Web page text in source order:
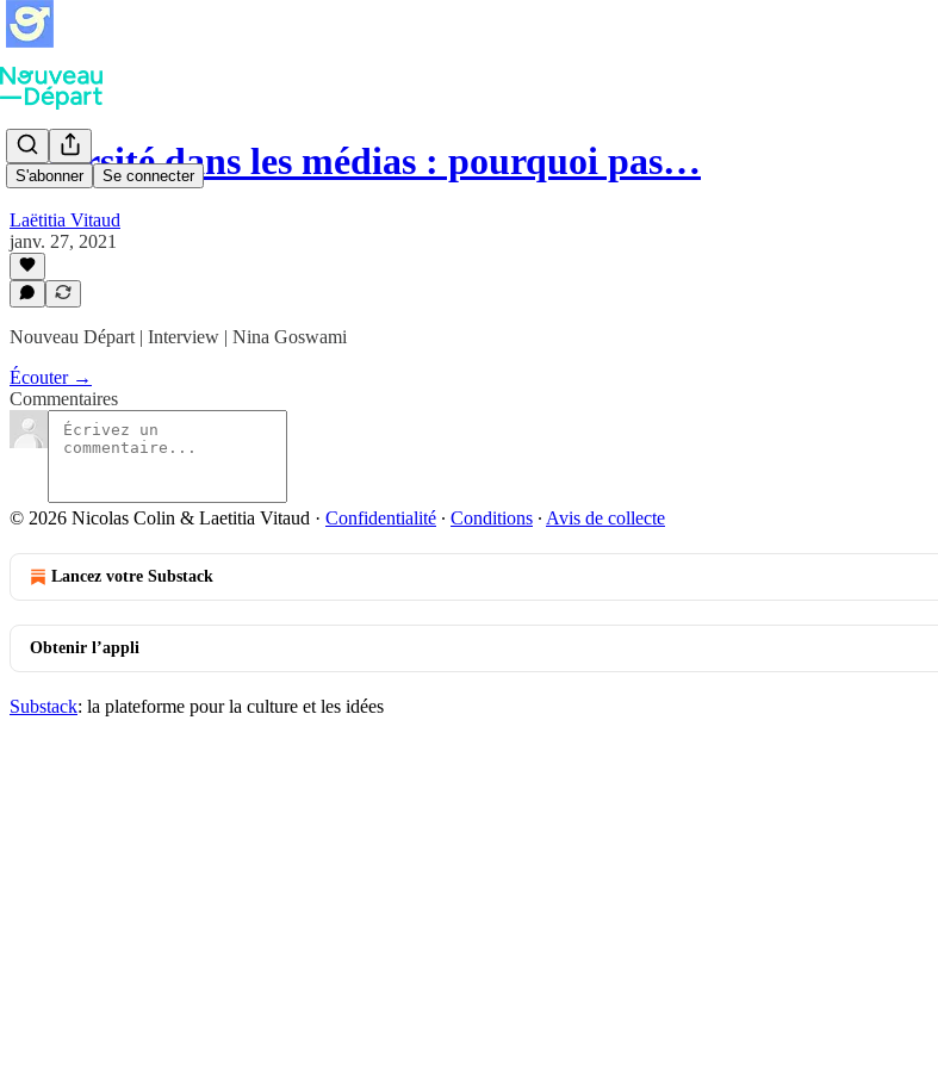
S'abonner Se connecter
Diversité dans les médias : pourquoi pas…
Laëtitia Vitaud
janv. 27, 2021
Nouveau Départ | Interview | Nina Goswami
Écouter →
Commentaires
© 2026 Nicolas Colin & Laetitia Vitaud · Confidentialité ∙ Conditions ∙ Avis de collecte
Lancez votre Substack
Obtenir l’appli
Substack: la plateforme pour la culture et les idées